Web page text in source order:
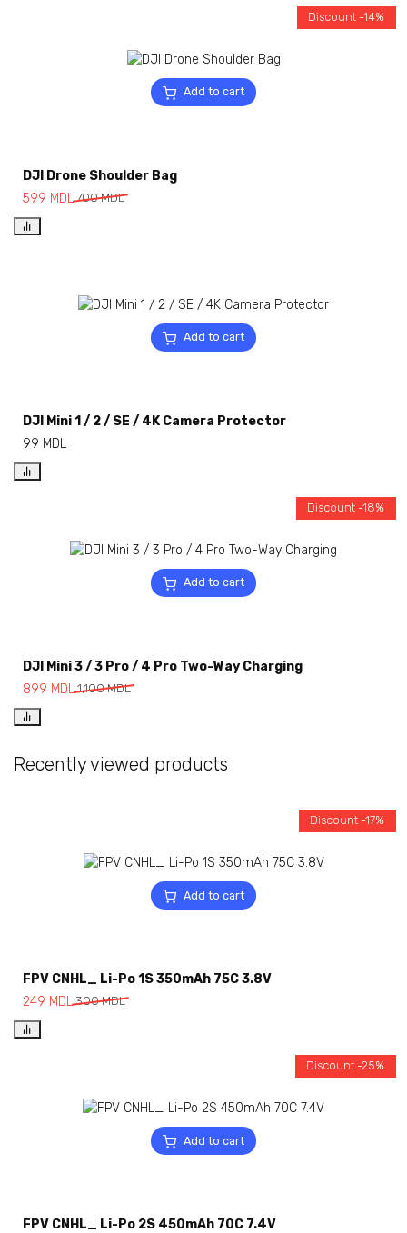
Add to cart
Discount -14%
DJI Drone Shoulder Bag
700MDL
599 MDL
Add to cart
DJI Mini 1 / 2 / SE / 4K Camera Protector
99 MDL
Add to cart
Discount -18%
DJI Mini 3 / 3 Pro / 4 Pro Two-Way Charging
1,100MDL
899 MDL
Recently viewed products
Add to cart
Discount -17%
FPV CNHL_ Li-Po 1S 350mAh 75C 3.8V
300MDL
249 MDL
Add to cart
Discount -25%
FPV CNHL_ Li-Po 2S 450mAh 70C 7.4V